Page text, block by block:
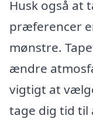
Husk også at
præferencer
mønstre.
ændre
vigtigt at
tage dig tid til